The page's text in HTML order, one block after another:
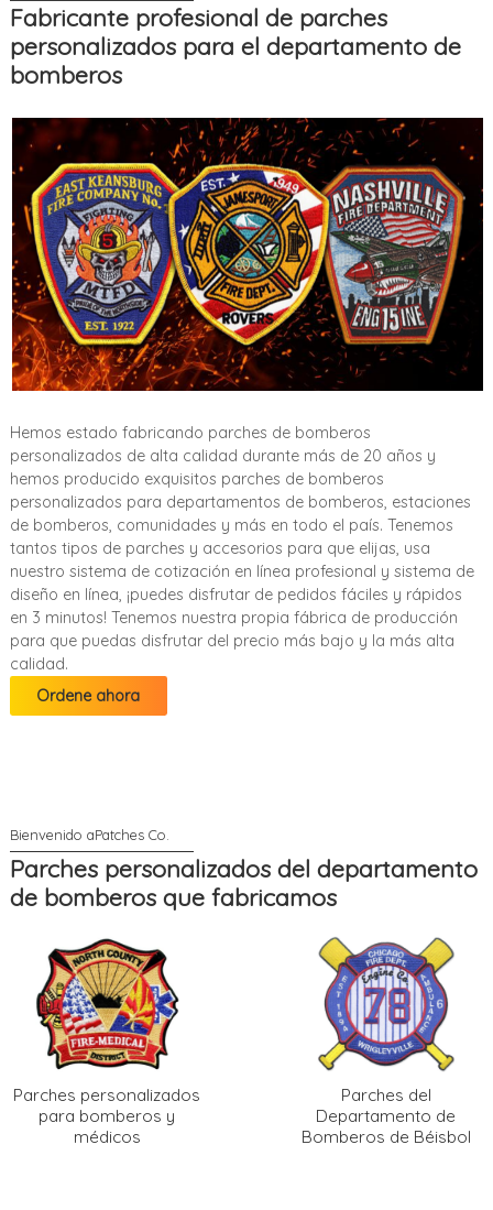
Fabricante profesional de parches
personalizados para el departamento de
bomberos
Hemos estado fabricando parches de bomberos
personalizados de alta calidad durante más de 20 años y
hemos producido exquisitos parches de bomberos
personalizados para departamentos de bomberos, estaciones
de bomberos, comunidades y más en todo el país. Tenemos
tantos tipos de parches y accesorios para que elijas, usa
nuestro sistema de cotización en línea profesional y sistema de
diseño en línea, ¡puedes disfrutar de pedidos fáciles y rápidos
en 3 minutos! Tenemos nuestra propia fábrica de producción
para que puedas disfrutar del precio más bajo y la más alta
calidad.
Ordene ahora
Parches personalizados del departamento
de bomberos que fabricamos
Parches personalizados
para bomberos y
médicos
Parches del
Departamento de
Bomberos de Béisbol